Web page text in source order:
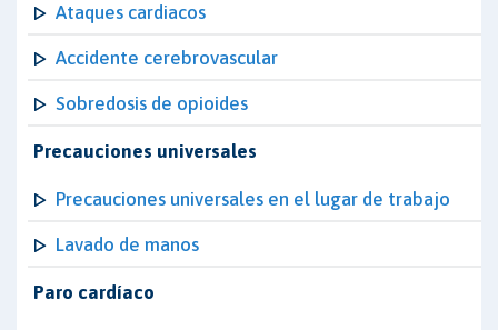
Ataques cardiacos
Accidente cerebrovascular
Sobredosis de opioides
Precauciones universales
Precauciones universales en el lugar de trabajo
Lavado de manos
Paro cardíaco